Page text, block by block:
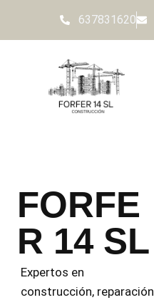
637831620
FORFE
R 14 SL
Expertos en
construcción, reparación